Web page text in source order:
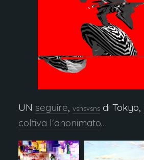
UN seguire, vsnsvsnsdi Tokyo,
coltiva l'anonimato…